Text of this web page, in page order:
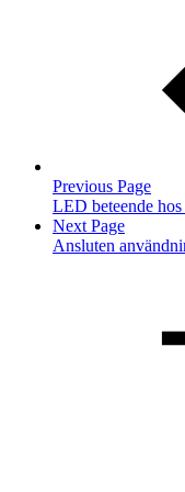
Previous Page
LED beteende
Next Page
Ansluten